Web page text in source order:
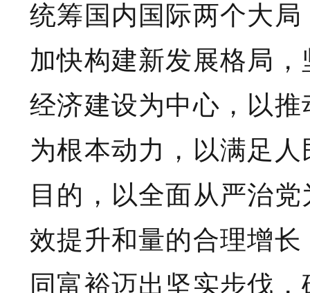
统筹国内国际两个大
加快构建新发展格局
经济建设为中心，以
为根本动力，以满足
目的，以全面从严治
效提升和量的合理增
同富裕迈出坚实步伐